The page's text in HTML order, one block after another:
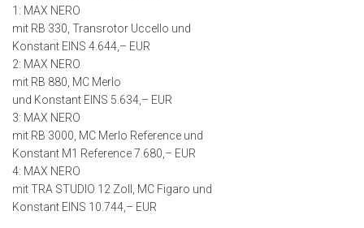
1: MAX NERO
mit RB 330, Transrotor Uccello und
Konstant EINS 4.644,– EUR
2: MAX NERO
mit RB 880, MC Merlo
und Konstant EINS 5.634,– EUR
3: MAX NERO
mit RB 3000, MC Merlo Reference und
Konstant M1 Reference 7.680,– EUR
4: MAX NERO
mit TRA STUDIO 12 Zoll, MC Figaro und
Konstant EINS 10.744,– EUR